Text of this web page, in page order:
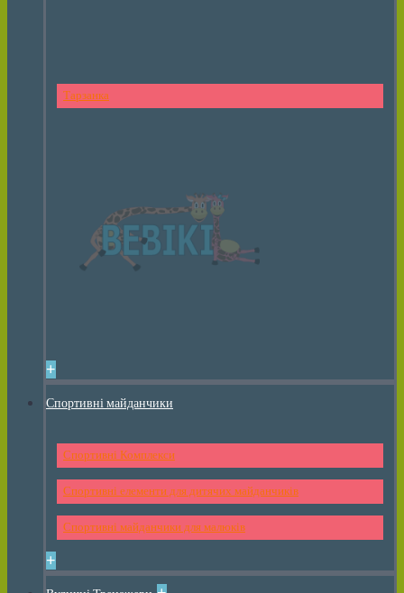
Тарзанка
+
Спортивні майданчики
Спортивні Комплекси
Спортивні елементи для дитячих майданчиків
Спортивні майданчики для малюків
+